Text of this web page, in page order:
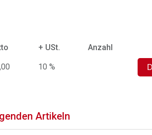
+ USt. Anzahl
10 %
Artikeln